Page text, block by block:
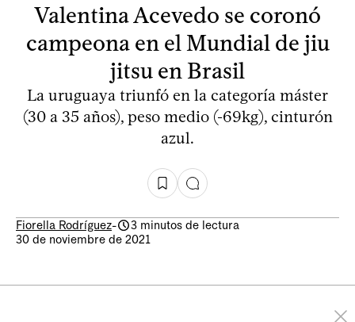
Valentina Acevedo se coronó
campeona en el Mundial de jiu
jitsu en Brasil
La uruguaya triunfó en la categoría máster
(30 a 35 años), peso medio (-69kg), cinturón
azul.
Fiorella Rodríguez-
3 minutos de lectura
30 de noviembre de 2021